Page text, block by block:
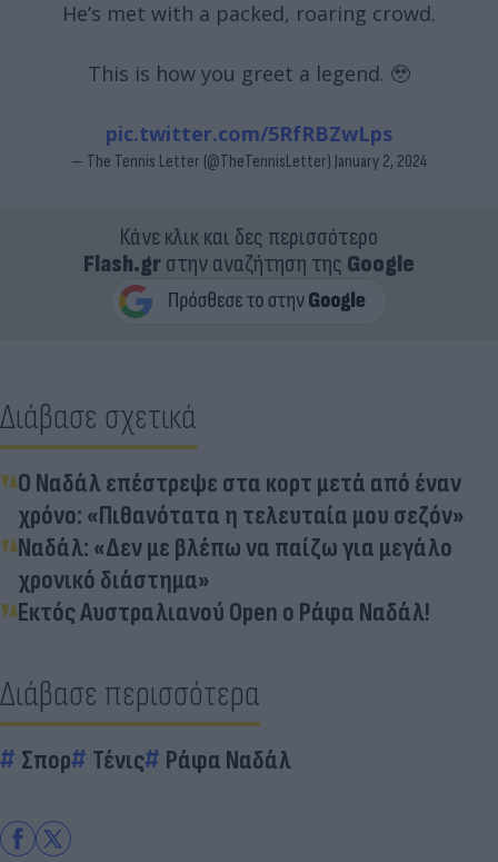
He’s met with a packed, roaring crowd.
This is how you greet a legend. 🥹
pic.twitter.com/5RfRBZwLps
— The Tennis Letter (@TheTennisLetter) January 2, 2024
Κάνε κλικ και δες περισσότερο
Flash.grστην αναζήτηση της Google
Διάβασε σχετικά
Ο Ναδάλ επέστρεψε στα κορτ μετά από έναν
χρόνο: «Πιθανότατα η τελευταία μου σεζόν»
Ναδάλ: «Δεν με βλέπω να παίζω για μεγάλο
χρονικό διάστημα»
Εκτός Αυστραλιανού Open ο Ράφα Ναδάλ!
Διάβασε περισσότερα
Σπορ Τένις Ράφα Ναδάλ